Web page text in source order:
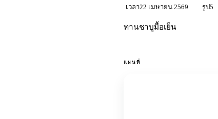
เวลา22 เมษายน 2569 รูป 5
ทานชาบูมื้อเย็น
แผนที่